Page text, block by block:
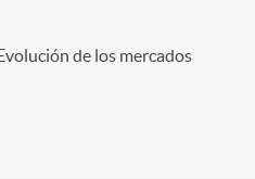
de los mercados